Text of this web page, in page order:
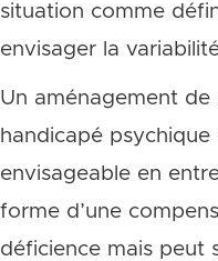
situation comme
envisager la
Un aménagement
handicapé
envisageable en
forme d’une
déficience mais peut